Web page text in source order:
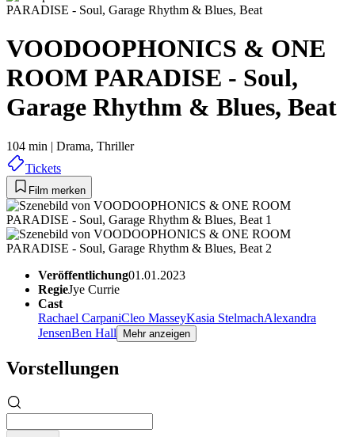
VOODOOPHONICS & ONE
ROOM PARADISE - Soul,
Garage Rhythm & Blues, Beat
104 min | Drama, Thriller
Tickets
Film merken
Veröffentlichung01.01.2023
RegieJye Currie
Cast
Rachael CarpaniCleo MasseyKasia StelmachAlexandra
JensenBen Hall Mehr anzeigen
Vorstellungen